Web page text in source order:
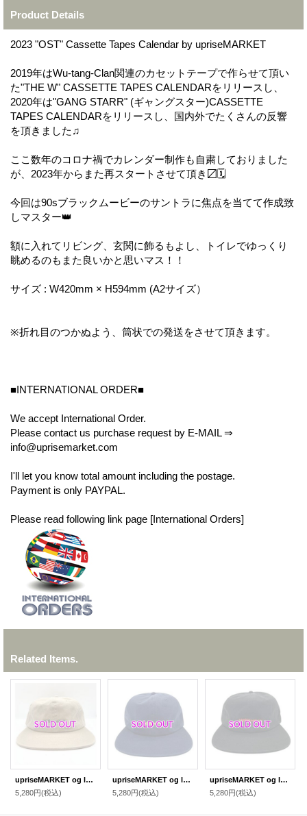
Product Details
2023 "OST" Cassette Tapes Calendar by upriseMARKET
2019年はWu-tang-Clan関連のカセットテープで作らせて頂い
た"THE W" CASSETTE TAPES CALENDARをリリースし、
2020年は"GANG STARR" (ギャングスター)CASSETTE
TAPES CALENDARをリリースし、国内外でたくさんの反響
を頂きました♫
ここ数年のコロナ禍でカレンダー制作も自粛しておりました
が、2023年からまた再スタートさせて頂き〼🗓
今回は90sブラックムービーのサントラに焦点を当てて作成致
しマスター👑
額に入れてリビング、玄関に飾るもよし、トイレでゆっくり
眺めるのもまた良いかと思いマス！！
サイズ : W420mm × H594mm (A2サイズ）
※折れ目のつかぬよう、筒状での発送をさせて頂きます。
■INTERNATIONAL ORDER■
We accept International Order.
Please contact us purchase request by E-MAIL ⇒
info@uprisemarket.com
I'll let you know total amount including the postage.
Payment is only PAYPAL.
Please read following link page [International Orders]
Related Items.
upriseMARKET og logo 6 panel unstructured cap
5,280円(税込)
upriseMARKET og logo 6 panel unstructured cap
5,280円(税込)
upriseMARKET og logo 6 panel unstructured cap
5,280円(税込)